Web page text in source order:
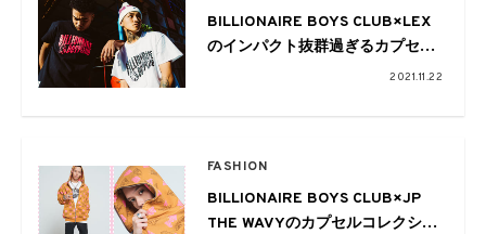
BILLIONAIRE BOYS CLUB×LEX
のインパクト抜群過ぎるカプセル
2021.11.22
FASHION
BILLIONAIRE BOYS CLUB×JP
THE WAVYのカプセルコレクショ